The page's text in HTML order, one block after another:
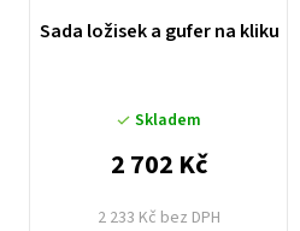
Sada ložisek a gufer na kliku
Skladem
2 233 Kč bez DPH
2 702 Kč